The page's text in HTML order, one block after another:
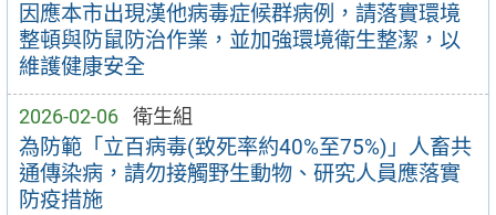
因應本市出現漢他病毒症候群病例，請落實環境
整頓與防鼠防治作業，並加強環境衛生整潔，以
維護健康安全
2026-02-06 衛生組
為防範「立百病毒(致死率約40%至75%)」人畜共
通傳染病，請勿接觸野生動物、研究人員應落實
防疫措施